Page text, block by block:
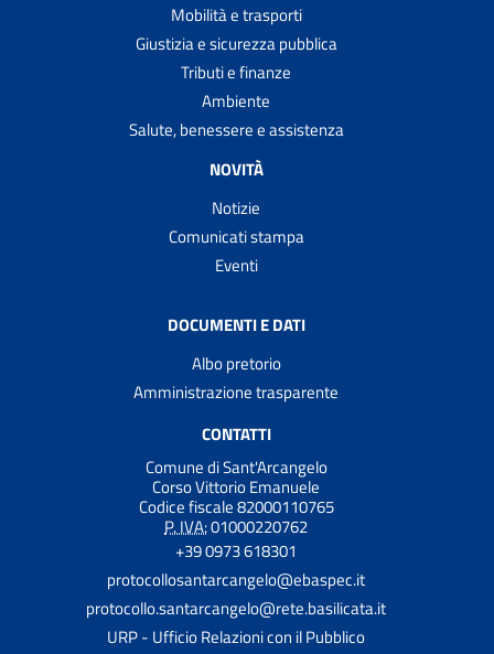
Mobilità e trasporti
Giustizia e sicurezza pubblica
Tributi e finanze
Ambiente
Salute, benessere e assistenza
NOVITÀ
Notizie
Comunicati stampa
Eventi
DOCUMENTI E DATI
Albo pretorio
Amministrazione trasparente
CONTATTI
Comune di Sant'Arcangelo
Corso Vittorio Emanuele
Codice fiscale 82000110765
P. IVA:01000220762
+39 0973 618301
protocollosantarcangelo@ebaspec.it
protocollo.santarcangelo@rete.basilicata.it
URP - Ufficio Relazioni con il Pubblico